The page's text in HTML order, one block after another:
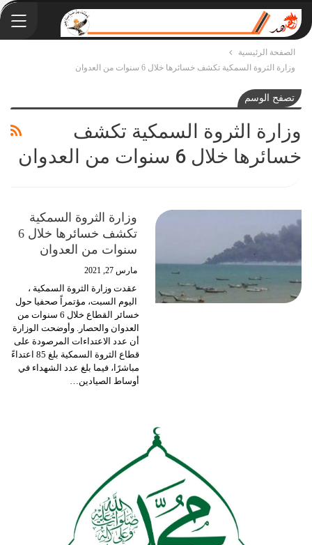
الصفحة الرئيسية
وزارة الثروة السمكية تكشف خسائرها خلال 6 سنوات من العدوان
تصفح الوسم
وزارة الثروة السمكية تكشف
خسائرها خلال 6 سنوات من العدوان
وزارة الثروة السمكية
تكشف خسائرها خلال 6
سنوات من العدوان
مارس 27, 2021
عقدت وزارة الثروة السمكية ،
اليوم السبت، مؤتمراً صحفيا حول
خسائر القطاع خلال 6 سنوات من
العدوان والحصار. وأوضحت الوزارة
أن عدد الاعتداءات المرصودة على
قطاع الثروة السمكية بلغ 85 اعتداءً
مباشرًا، فيما بلغ عدد الشهداء في
أوساط الصيادين…